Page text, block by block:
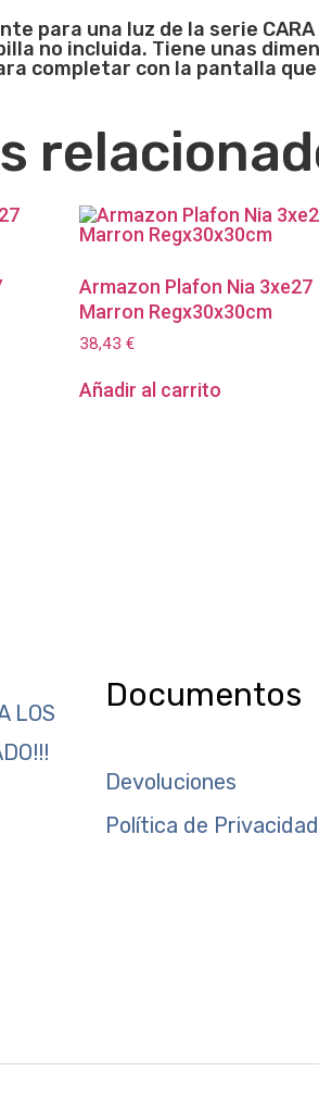
para una luz de la serie
no incluida. Tiene unas
completar con la pantalla
Armazon Plafon Nia 3xe27
Marron Regx30x30cm
38,43 €
Añadir al carrito
LOS
Documentos
Devoluciones
Política de Privacidad